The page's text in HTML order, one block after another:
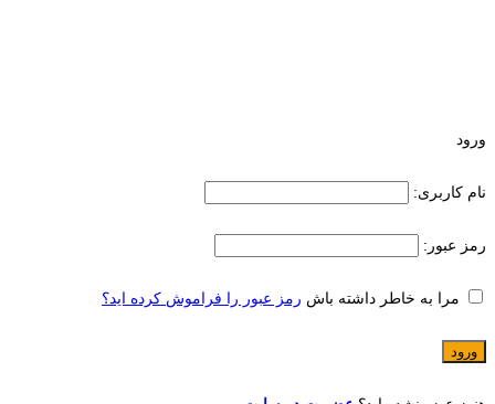
ورود
نام کاربری:
رمز عبور:
مرا به خاطر داشته باش رمز عبور را فراموش کرده اید؟